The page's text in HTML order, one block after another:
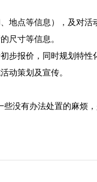
地点等信息），及对活
尺寸等信息。
步报价，同时规划特性
动策划及宣传。
些没有办法处置的麻烦